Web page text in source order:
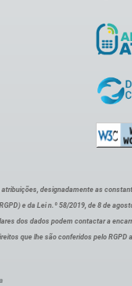
designadamente as
e da Lei n.º 58/2019, de 8 de
dos dados podem contactar a
que lhe são conferidos pelo RGPD